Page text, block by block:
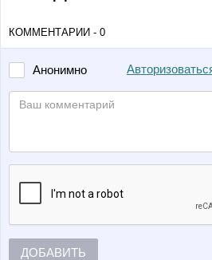
КОММЕНТАРИИ - 0
Анонимно
ДОБАВИТЬ